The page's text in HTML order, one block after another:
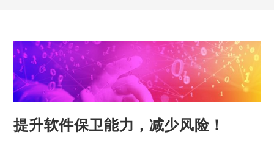
提升软件保卫能力，减少风险！